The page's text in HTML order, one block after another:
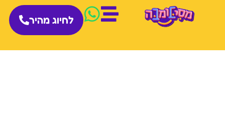
לחיוג מהיר